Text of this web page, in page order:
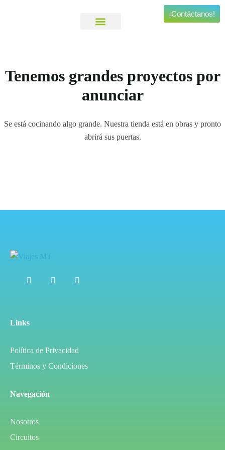
¡Contáctanos!
Tenemos grandes proyectos por
anunciar
Se está cocinando algo grande. Nuestra tienda está en obras y pronto
abrirá sus puertas.
Links
Política de Privacidad
Términos y Condiciones
Navegación
Nosotros
Circuitos